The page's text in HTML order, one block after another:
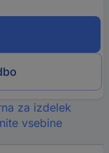
za izdelek
vsebine